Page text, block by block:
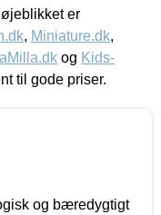
er
, Miniature.dk,
og Kids-
til gode priser.
og bæredygtigt